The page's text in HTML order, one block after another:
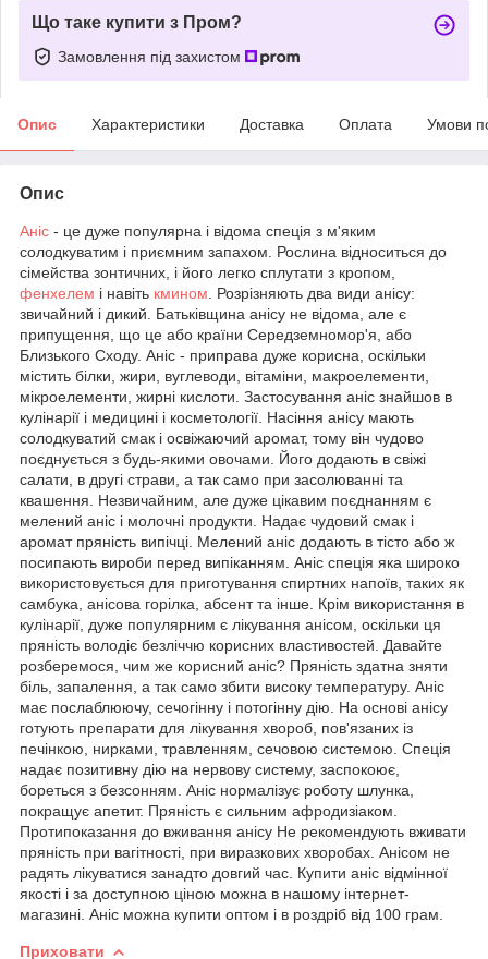
Що таке купити з Пром?
Замовлення під захистом
Опис Характеристики Доставка Оплата Умови
Опис
Аніс - це дуже популярна і відома спеція з м'яким
солодкуватим і приємним запахом. Рослина відноситься до
сімейства зонтичних, і його легко сплутати з кропом,
фенхелем і навіть кмином . Розрізняють два види анісу:
звичайний і дикий. Батьківщина анісу не відома, але є
припущення, що це або країни Середземномор'я, або
Близького Сходу. Аніс - приправа дуже корисна, оскільки
містить білки, жири, вуглеводи, вітаміни, макроелементи,
мікроелементи, жирні кислоти. Застосування аніс знайшов в
кулінарії і медицині і косметології. Насіння анісу мають
солодкуватий смак і освіжаючий аромат, тому він чудово
поєднується з будь-якими овочами. Його додають в свіжі
салати, в другі страви, а так само при засолюванні та
квашення. Незвичайним, але дуже цікавим поєднанням є
мелений аніс і молочні продукти. Надає чудовий смак і
аромат пряність випічці. Мелений аніс додають в тісто або ж
посипають вироби перед випіканням. Аніс спеція яка широко
використовується для приготування спиртних напоїв, таких як
самбука, анісова горілка, абсент та інше. Крім використання в
кулінарії, дуже популярним є лікування анісом, оскільки ця
пряність володіє безліччю корисних властивостей. Давайте
розберемося, чим же корисний аніс? Пряність здатна зняти
біль, запалення, а так само збити високу температуру. Аніс
має послаблюючу, сечогінну і потогінну дію. На основі анісу
готують препарати для лікування хвороб, пов'язаних із
печінкою, нирками, травленням, сечовою системою. Спеція
надає позитивну дію на нервову систему, заспокоює,
бореться з безсонням. Аніс нормалізує роботу шлунка,
покращує апетит. Пряність є сильним афродизіаком.
Протипоказання до вживання анісу Не рекомендують вживати
пряність при вагітності, при виразкових хворобах. Анісом не
радять лікуватися занадто довгий час. Купити аніс відмінної
якості і за доступною ціною можна в нашому інтернет-
магазині. Аніс можна купити оптом і в роздріб від 100 грам.
Приховати